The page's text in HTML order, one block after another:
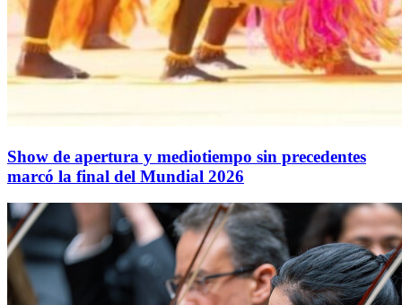
Show de apertura y mediotiempo sin precedentes
marcó la final del Mundial 2026